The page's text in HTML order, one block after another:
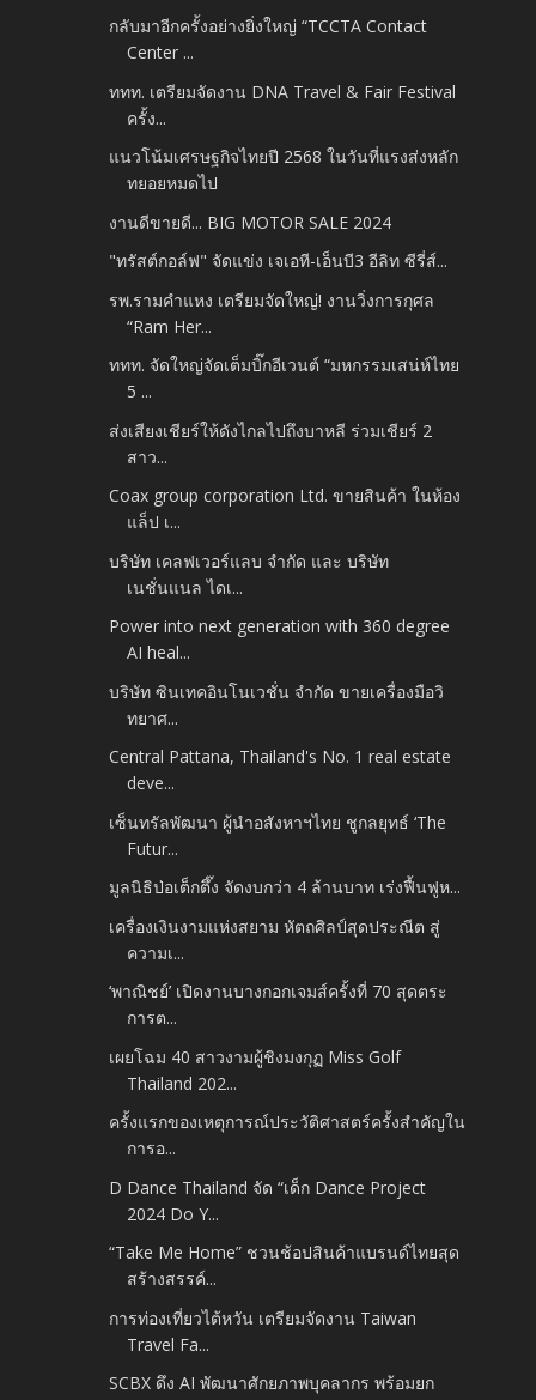
กลับมาอีกครั้งอย่างยิ่งใหญ่ “TCCTA Contact
Center ...
ททท. เตรียมจัดงาน DNA Travel & Fair Festival
ครั้ง...
แนวโน้มเศรษฐกิจไทยปี 2568 ในวันที่แรงส่งหลัก
ทยอยหมดไป
งานดีขายดี... BIG MOTOR SALE 2024
"ทรัสต์กอล์ฟ" จัดแข่ง เจเอที-เอ็นบี3 อีลิท ซีรี่ส์...
รพ.รามคำแหง เตรียมจัดใหญ่! งานวิ่งการกุศล
“Ram Her...
ททท. จัดใหญ่จัดเต็มบิ๊กอีเวนต์ “มหกรรมเสน่ห์ไทย
5 ...
ส่งเสียงเชียร์ให้ดังไกลไปถึงบาหลี ร่วมเชียร์ 2
สาว...
Coax group corporation Ltd. ขายสินค้า ในห้อง
แล็ป เ...
บริษัท เคลฟเวอร์แลบ จำกัด และ บริษัท
เนชั่นแนล ไดเ...
Power into next generation with 360 degree
AI heal...
บริษัท ซินเทคอินโนเวชั่น จำกัด ขายเครื่องมือวิ
ทยาศ...
Central Pattana, Thailand's No. 1 real estate
deve...
เซ็นทรัลพัฒนา ผู้นำอสังหาฯไทย ชูกลยุทธ์ ‘The
Futur...
มูลนิธิป่อเต็กตึ๊ง จัดงบกว่า 4 ล้านบาท เร่งฟื้นฟูห...
เครื่องเงินงามแห่งสยาม หัตถศิลป์สุดประณีต สู่
ความเ...
‘พาณิชย์’ เปิดงานบางกอกเจมส์ครั้งที่ 70 สุดตระ
การต...
เผยโฉม 40 สาวงามผู้ชิงมงกุฏ Miss Golf
Thailand 202...
ครั้งแรกของเหตุการณ์ประวัติศาสตร์ครั้งสำคัญใน
การอ...
D Dance Thailand จัด “เด็ก Dance Project
2024 Do Y...
“Take Me Home” ชวนช้อปสินค้าแบรนด์ไทยสุด
สร้างสรรค์...
การท่องเที่ยวไต้หวัน เตรียมจัดงาน Taiwan
Travel Fa...
SCBX ดึง AI พัฒนาศักยภาพบุคลากร พร้อมยก